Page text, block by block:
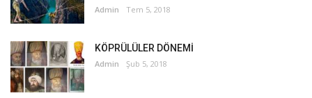
Admin Tem 5, 2018
KÖPRÜLÜLER DÖNEMİ
Admin Şub 5, 2018